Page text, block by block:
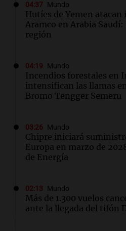
04:37 Mundo
Hutíes de Yemen atacan
Aramco en Arabia
región
04:19 Mundo
Incendios forestales en
intensifican las llamas
Bromo Tengger Semeru
03:26 Mundo
Chipre iniciará
Europa en marzo de
de Energía
02:13 Mundo
Más de 1.300 vuelos
ante la llegada del tifón